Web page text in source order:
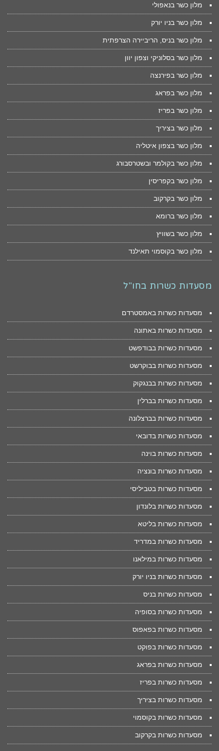
מלון כשר בנאפולי
מלון כשר בניו יורק
מלון כשר בניס, הריביירה הצרפתית
מלון כשר בסלוניקי וצפון יוון
מלון כשר בפירנצה
מלון כשר בפראג
מלון כשר בפריז
מלון כשר בציריך
מלון כשר בצפון איטליה
מלון כשר בקולמר ובשטרסבורג
מלון כשר בקפריסין
מלון כשר בקרקוב
מלון כשר ברומא
מלון כשר בשוויץ
מלון כשר בקוסמוי תאילנד
מסעדות כשרות בחו"ל
מסעדות כשרות באמסטרדם
מסעדות כשרות באתונה
מסעדות כשרות בבודפשט
מסעדות כשרות בבוקרשט
מסעדות כשרות בבנגקוק
מסעדות כשרות בברלין
מסעדות כשרות בברצלונה
מסעדות כשרות בדובאי
מסעדות כשרות בוינה
מסעדות כשרות בונציה
מסעדות כשרות בטביליסי
מסעדות כשרות בלונדון
מסעדות כשרות בליטא
מסעדות כשרות במדריד
מסעדות כשרות במילאנו
מסעדות כשרות בניו יורק
מסעדות כשרות בניס
מסעדות כשרות בסופיה
מסעדות כשרות בפאפוס
מסעדות כשרות בפוקט
מסעדות כשרות בפראג
מסעדות כשרות בפריז
מסעדות כשרות בציריך
מסעדות כשרות בקוסמוי
מסעדות כשרות בקרקוב